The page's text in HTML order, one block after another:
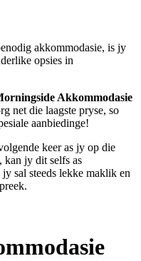
akkommodasie, is jy
opsies in
Akkommodasie
net die laagste pryse, so
aanbiedinge!
keer as jy op die
kan jy dit selfs as
jy sal steeds lekke maklik en